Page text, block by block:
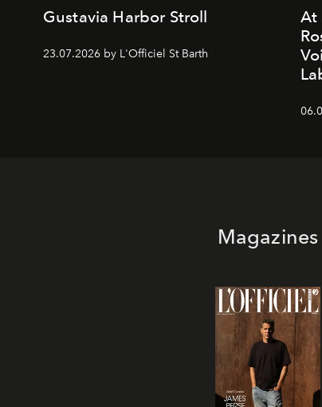
Gustavia Harbor Stroll
23.07.2026 by L'Officiel St Barth
At
Magazines